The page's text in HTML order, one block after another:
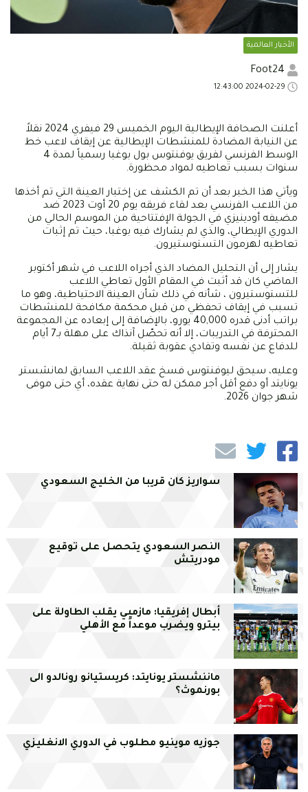
الأخبار العالمية
أعلنت الصحافة الإيطالية اليوم الخميس 29 فيفري 2024 نقلاً
عن النيابة المضادة للمنشطات الإيطالية عن إيقاف لاعب خط
الوسط الفرنسي لفريق يوفنتوس بول بوغبا رسمياً لمدة 4
سنوات بسبب تعاطيه لمواد محظورة.
ويأتي هذا الخبر بعد أن تم الكشف عن إختبار العينة التي تم أخذها
من اللاعب الفرنسي بعد لقاء فريقه يوم 20 أوت 2023 ضد
مضيفه أودينيزي في الجولة الإفتتاحية من الموسم الحالي من
الدوري الإيطالي، والذي لم يشارك فيه بوغبا، حيث تم إثبات
تعاطيه لهرمون التستوستيرون.
يشار إلى أن التحليل المضاد الذي أجراه اللاعب في شهر أكتوبر
الماضي كان قد أثبت في المقام الأول تعاطي اللاعب
للتستوستيرون ، شأنه في ذلك شأن العينة الاحتياطية، وهو ما
تسبب في إيقاف تحفظي من قبل محكمة مكافحة للمنشطات
براتب أدنى قدره 40,000 يورو، بالإضافة إلى إبعاده عن المجموعة
المحترفة في التدريبات، إلا أنه تحصّل آنذاك على مهلة بـ7 أيام
للدفاع عن نفسه وتفادي عقوبة ثقيلة.
وعليه، سيحق ليوفنتوس فسخ عقد اللاعب السابق لمانشستر
يونايتد أو دفع أقل أجر ممكن له حتى نهاية عقده، أي حتى موفى
شهر جوان 2026.
سواريز كان قريبا من الخليج السعودي
النصر السعودي يتحصل على توقيع
مودريتش
أبطال إفريقيا: مازمبي يقلب الطاولة على
بيترو ويضرب موعداً مع الأهلي
ماننشستر يونايتد: كريستيانو رونالدو الى
بورنموث؟
جوزيه موينيو مطلوب في الدوري الانغليزي